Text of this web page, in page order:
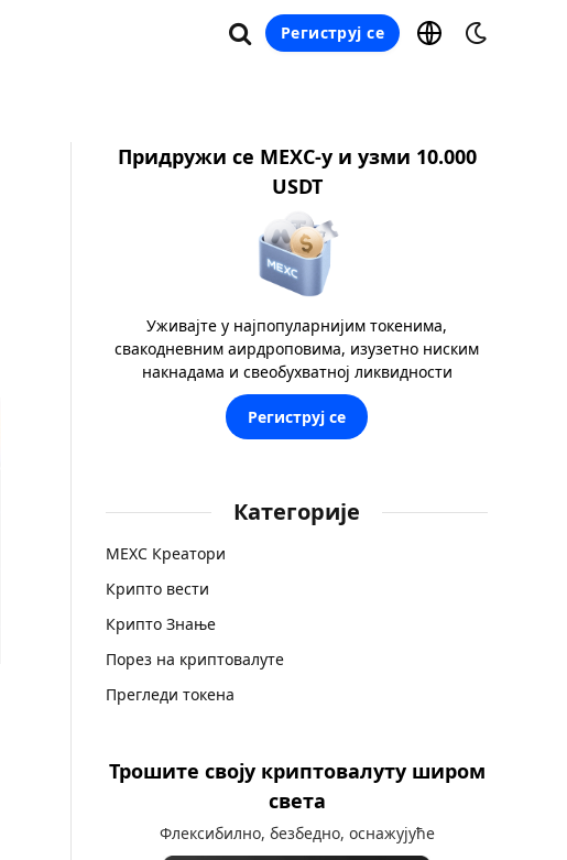
Региструј се
Придружи се MEXC-у и узми 10.000
USDT
Уживајте у најпопуларнијим токенима,
свакодневним аирдроповима, изузетно ниским
накнадама и свеобухватној ликвидности
Региструј се
Категорије
MEXC Креатори
Крипто вести
Крипто Знање
Порез на криптовалуте
Прегледи токена
Трошите своју криптовалуту широм
света
Флексибилно, безбедно, оснажујуће